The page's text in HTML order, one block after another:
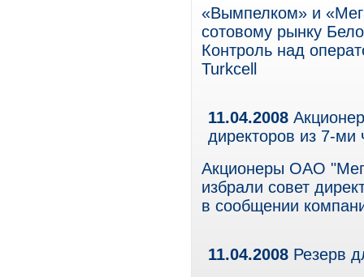
«Вымпелком» и
сотовому рынку
Контроль над
Turkcell
11.04.2008
директоров из 7-ми
Акционеры ОАО
избрали совет
в сообщении
11.04.2008 Резерв